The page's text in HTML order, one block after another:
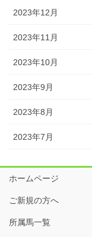
2023年12月
2023年11月
2023年10月
2023年9月
2023年8月
2023年7月
ホームページ
ご新規の方へ
所属馬一覧